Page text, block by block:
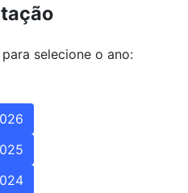
selecione o ano: